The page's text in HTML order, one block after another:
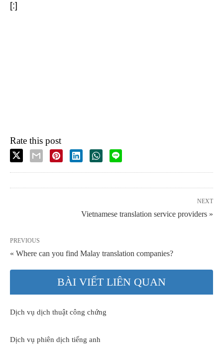
[:]
Rate this post
NEXT
Vietnamese translation service providers »
PREVIOUS
« Where can you find Malay translation companies?
BÀI VIẾT LIÊN QUAN
Dịch vụ dịch thuật công chứng
Dịch vụ phiên dịch tiếng anh